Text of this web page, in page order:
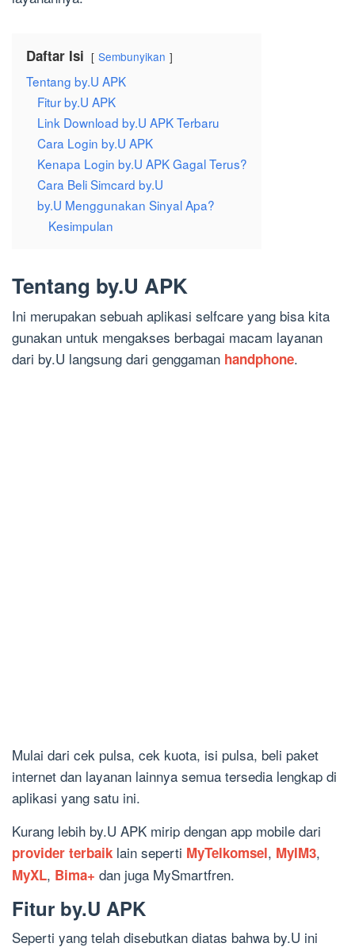
Daftar Isi Sembunyikan
Tentang by.U APK
Fitur by.U APK
Link Download by.U APK Terbaru
Cara Login by.U APK
Kenapa Login by.U APK Gagal Terus?
Cara Beli Simcard by.U
by.U Menggunakan Sinyal Apa?
Kesimpulan
Tentang by.U APK
Ini merupakan sebuah aplikasi selfcare yang bisa kita
gunakan untuk mengakses berbagai macam layanan
dari by.U langsung dari genggaman handphone.
Mulai dari cek pulsa, cek kuota, isi pulsa, beli paket
internet dan layanan lainnya semua tersedia lengkap di
aplikasi yang satu ini.
Kurang lebih by.U APK mirip dengan app mobile dari
provider terbaik lain seperti MyTelkomsel, MyIM3,
MyXL, Bima+ dan juga MySmartfren.
Fitur by.U APK
Seperti yang telah disebutkan diatas bahwa by.U ini